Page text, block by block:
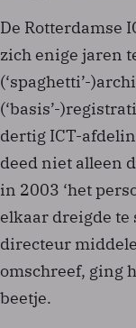
De Rotterdamse
zich enige jaren
(‘spaghetti’-
(‘basis’-
dertig ICT-
deed niet alleen
in 2003 ‘het
elkaar dreigde te
directeur
omschreef, ging
beetje.